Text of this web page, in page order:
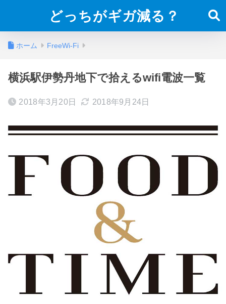
どっちがギガ減る？
ホーム FreeWi-Fi
横浜駅伊勢丹地下で拾えるwifi電波一覧
2018年3月20日 2018年9月24日